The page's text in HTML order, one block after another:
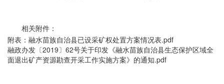
相关附件：
附表：融水苗族自治县已设采矿权处置方案情况表.pdf
融政办发〔2019〕62号关于印发《融水苗族自治县生态保护区域全
面退出矿产资源勘查开采工作实施方案》的通知.pdf